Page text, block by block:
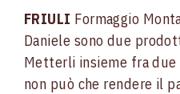
FRIULI Formaggio
Daniele sono due
Metterli insieme fra
non può che rendere il